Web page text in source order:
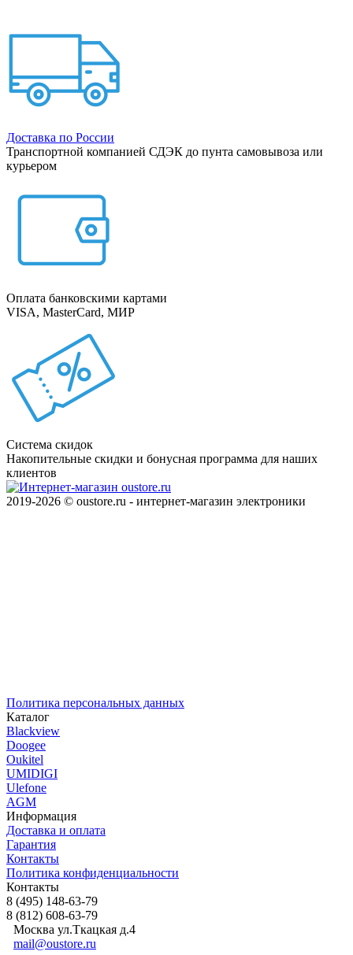
Доставка по России
Транспортной компанией СДЭК до пунта самовывоза или
курьером
Оплата банковскими картами
VISA, MasterCard, МИР
Система скидок
Накопительные скидки и бонусная программа для наших
клиентов
2019-2026 © oustore.ru - интернет-магазин электроники
Политика персональных данных
Каталог
Blackview
Doogee
Oukitel
UMIDIGI
Ulefone
AGM
Информация
Доставка и оплата
Гарантия
Контакты​
Политика конфиденциальности
Контакты
8 (495) 148-63-79
8 (812) 608-63-79
Москва ул.Ткацкая д.4
mail@oustore.ru